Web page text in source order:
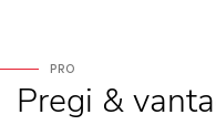
PRO
Pregi &